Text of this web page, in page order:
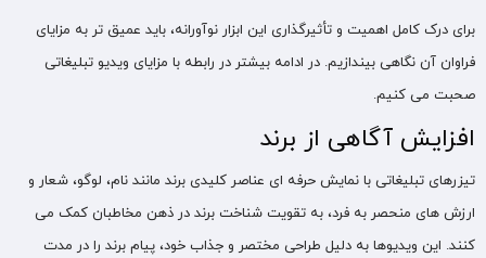
برای درک کامل اهمیت و تأثیرگذاری این ابزار نوآورانه، باید عمیق‌ تر به مزایای
فراوان آن نگاهی بیندازیم. در ادامه بیشتر در رابطه با مزایای ویدیو تبلیغاتی
صحبت می کنیم.
افزایش آگاهی از برند
تیزرهای تبلیغاتی با نمایش حرفه ‌ای عناصر کلیدی برند مانند نام، لوگو، شعار و
ارزش ‌های منحصر به فرد، به تقویت شناخت برند در ذهن مخاطبان کمک می
کنند. این ویدیوها به دلیل طراحی مختصر و جذاب خود، پیام برند را در مدت